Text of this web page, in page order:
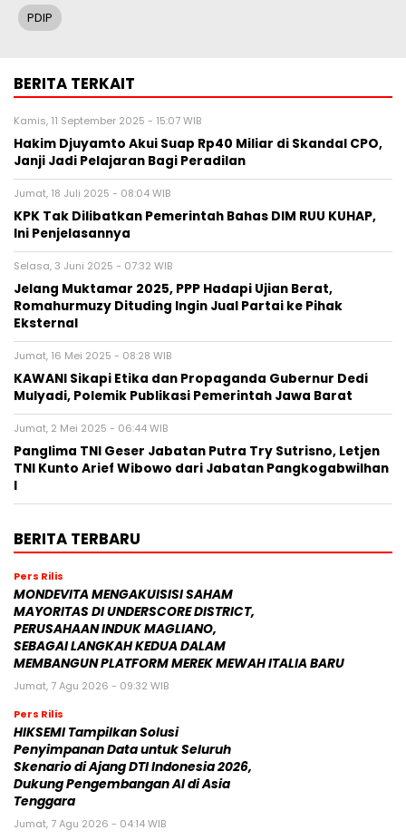
PDIP
BERITA TERKAIT
Kamis, 11 September 2025 - 15:07 WIB
Hakim Djuyamto Akui Suap Rp40 Miliar di Skandal CPO,
Janji Jadi Pelajaran Bagi Peradilan
Jumat, 18 Juli 2025 - 08:04 WIB
KPK Tak Dilibatkan Pemerintah Bahas DIM RUU KUHAP,
Ini Penjelasannya
Selasa, 3 Juni 2025 - 07:32 WIB
Jelang Muktamar 2025, PPP Hadapi Ujian Berat,
Romahurmuzy Dituding Ingin Jual Partai ke Pihak
Eksternal
Jumat, 16 Mei 2025 - 08:28 WIB
KAWANI Sikapi Etika dan Propaganda Gubernur Dedi
Mulyadi, Polemik Publikasi Pemerintah Jawa Barat
Jumat, 2 Mei 2025 - 06:44 WIB
Panglima TNI Geser Jabatan Putra Try Sutrisno, Letjen
TNI Kunto Arief Wibowo dari Jabatan Pangkogabwilhan
I
BERITA TERBARU
Pers Rilis
MONDEVITA MENGAKUISISI SAHAM
MAYORITAS DI UNDERSCORE DISTRICT,
PERUSAHAAN INDUK MAGLIANO,
SEBAGAI LANGKAH KEDUA DALAM
MEMBANGUN PLATFORM MEREK MEWAH ITALIA BARU
Jumat, 7 Agu 2026 - 09:32 WIB
Pers Rilis
HIKSEMI Tampilkan Solusi
Penyimpanan Data untuk Seluruh
Skenario di Ajang DTI Indonesia 2026,
Dukung Pengembangan AI di Asia
Tenggara
Jumat, 7 Agu 2026 - 04:14 WIB